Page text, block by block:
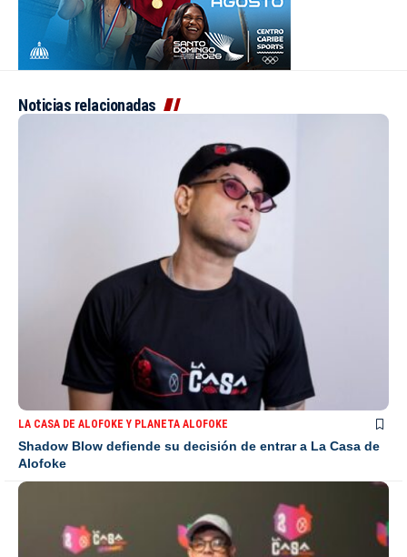
Noticias relacionadas
LA CASA DE ALOFOKE Y PLANETA ALOFOKE
Shadow Blow defiende su decisión de entrar a La Casa de
Alofoke